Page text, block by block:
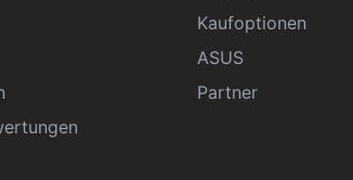
Kaufoptionen
ASUS
Partner